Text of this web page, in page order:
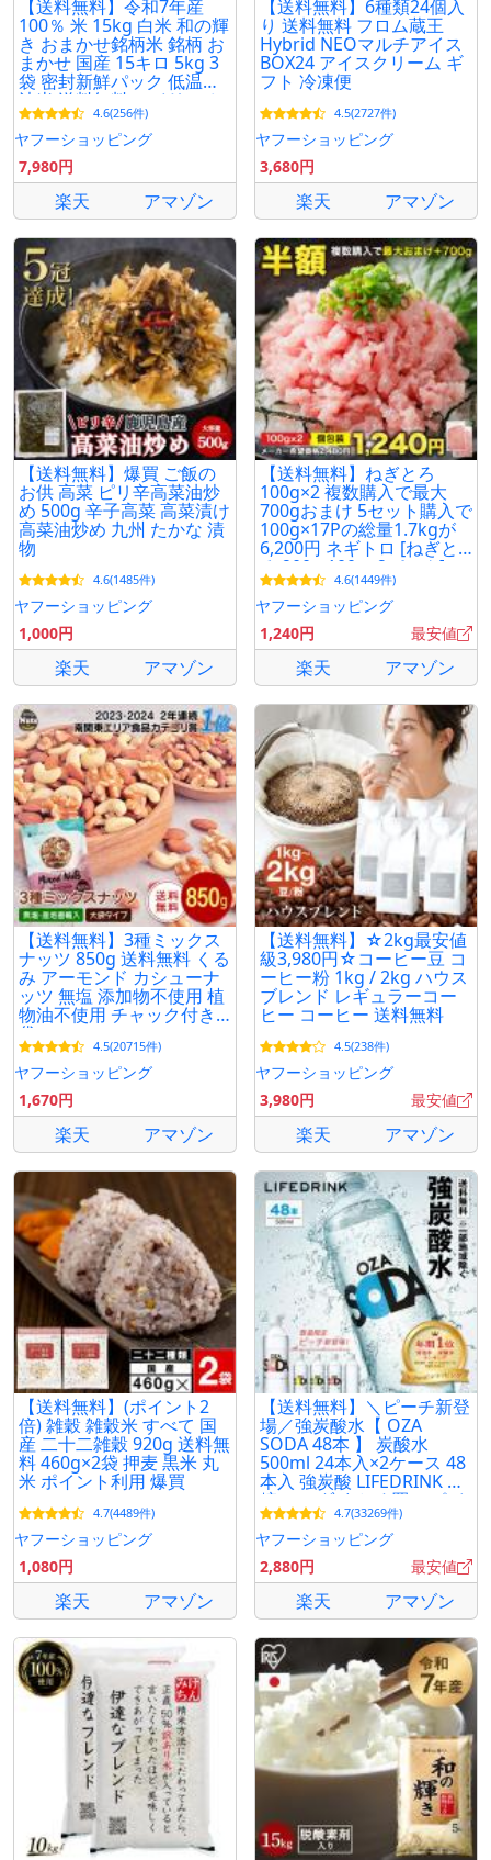
【送料無料】令和7年産
100％ 米 15kg 白米 和の輝
き おまかせ銘柄米 銘柄 お
まかせ 国産 15キロ 5kg 3
袋 密封新鮮パック 低温製
法米 送料無料 アイリスオ
ーヤマ * 4.6(256件)
ヤフーショッピング
7,980円
楽天 アマゾン
【送料無料】6種類24個入
り 送料無料 フロム蔵王
Hybrid NEOマルチアイス
BOX24 アイスクリーム ギ
フト 冷凍便
4.5(2727件)
ヤフーショッピング
3,680円
楽天 アマゾン
【送料無料】爆買 ご飯の
お供 高菜 ピリ辛高菜油炒
め 500g 辛子高菜 高菜漬け
高菜油炒め 九州 たかな 漬
物
4.6(1485件)
ヤフーショッピング
1,000円
楽天 アマゾン
【送料無料】ねぎとろ
100g×2 複数購入で最大
700gおまけ 5セット購入で
100g×17Pの総量1.7kgが
6,200円 ネギトロ [ねぎと
ろ 200g 100g×2パック] ふ
るさと納税でも人気 小分
け
4.6(1449件)
ヤフーショッピング
1,240円
最安値
楽天 アマゾン
【送料無料】3種ミックス
ナッツ 850g 送料無料 くる
み アーモンド カシューナ
ッツ 無塩 添加物不使用 植
物油不使用 チャック付き
袋
4.5(20715件)
ヤフーショッピング
1,670円
楽天 アマゾン
【送料無料】☆2kg最安値
級3,980円☆コーヒー豆 コ
ーヒー粉 1kg / 2kg ハウス
ブレンド レギュラーコー
ヒー コーヒー 送料無料
4.5(238件)
ヤフーショッピング
3,980円
最安値
楽天 アマゾン
【送料無料】(ポイント2
倍) 雑穀 雑穀米 すべて 国
産 二十二雑穀 920g 送料無
料 460g×2袋 押麦 黒米 丸
米 ポイント利用 爆買
4.7(4489件)
ヤフーショッピング
1,080円
楽天 アマゾン
【送料無料】＼ピーチ新登
場／強炭酸水【 OZA
SODA 48本 】 炭酸水
500ml 24本入×2ケース 48
本入 強炭酸 LIFEDRINK 無
糖 ソーダ まとめ買い ポイ
ント消化 ラベルレス 爆買
4.7(33269件)
ヤフーショッピング
2,880円
最安値
楽天 アマゾン